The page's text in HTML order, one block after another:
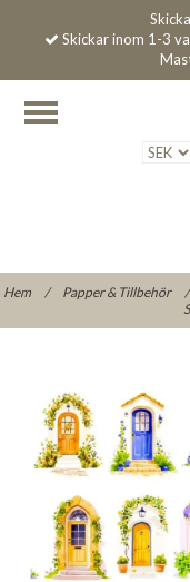
Skickar inom 1-3
Hem / Papper & Tillbehör /